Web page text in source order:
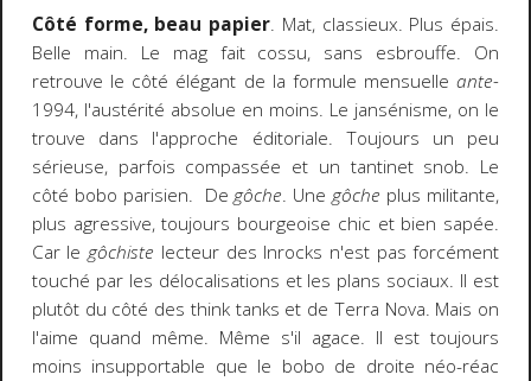
Côté forme, beau papier. Mat, classieux. Plus épais.
Belle main. Le mag fait cossu, sans esbrouffe. On
retrouve le côté élégant de la formule mensuelleante-
1994, l'austérité absolue en moins. Le jansénisme, on le
trouve dans l'approche éditoriale. Toujours un peu
sérieuse, parfois compassée et un tantinet snob. Le
côté bobo parisien. Degôche. Unegôche plus militante,
plus agressive, toujours bourgeoise chic et bien sapée.
Car legôchiste lecteur des Inrocks n'est pas forcément
touché par les délocalisations et les plans sociaux. Il est
plutôt du côté des think tanks et de Terra Nova. Mais on
l'aime quand même. Même s'il agace. Il est toujours
moins insupportable que le bobo de droite néo-réac